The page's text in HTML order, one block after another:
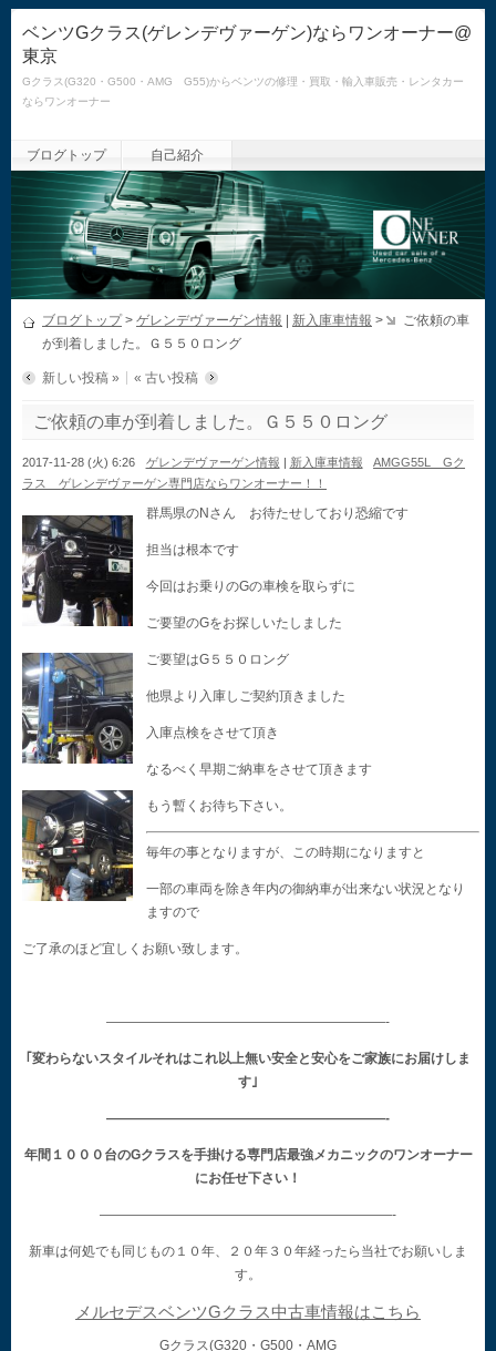
ベンツGクラス(ゲレンデヴァーゲン)ならワンオーナー@
東京
Gクラス(G320・G500・AMG G55)からベンツの修理・買取・輸入車販売・レンタカー
ならワンオーナー
ブログトップ 自己紹介
ブログトップ> ゲレンデヴァーゲン情報 新入庫車情報 >
ご依頼の車
が到着しました。Ｇ５５０ロング
新しい投稿 » « 古い投稿
ご依頼の車が到着しました。Ｇ５５０ロング
2017-11-28 (火) 6:26 ゲレンデヴァーゲン情報 | 新入庫車情報
AMGG55L Gク
ラス ゲレンデヴァーゲン専門店ならワンオーナー！！
群馬県のNさん お待たせしており恐縮です
担当は根本です
今回はお乗りのGの車検を取らずに
ご要望のGをお探しいたしました
ご要望はG５５０ロング
他県より入庫しご契約頂きました
入庫点検をさせて頂き
なるべく早期ご納車をさせて頂きます
もう暫くお待ち下さい。
毎年の事となりますが、この時期になりますと
一部の車両を除き年内の御納車が出来ない状況となり
ますので
ご了承のほど宜しくお願い致します。
—————————————————————-
｢変わらないスタイルそれはこれ以上無い安全と安心をご家族にお届けしま
す｣
—————————————————————-
年間１０００台のGクラスを手掛ける専門店最強メカニックのワンオーナー
にお任せ下さい！
——————————————————————-
新車は何処でも同じもの１０年、２０年３０年経ったら当社でお願いしま
す。
メルセデスベンツGクラス中古車情報はこちら
Gクラス(G320・G500・AMG